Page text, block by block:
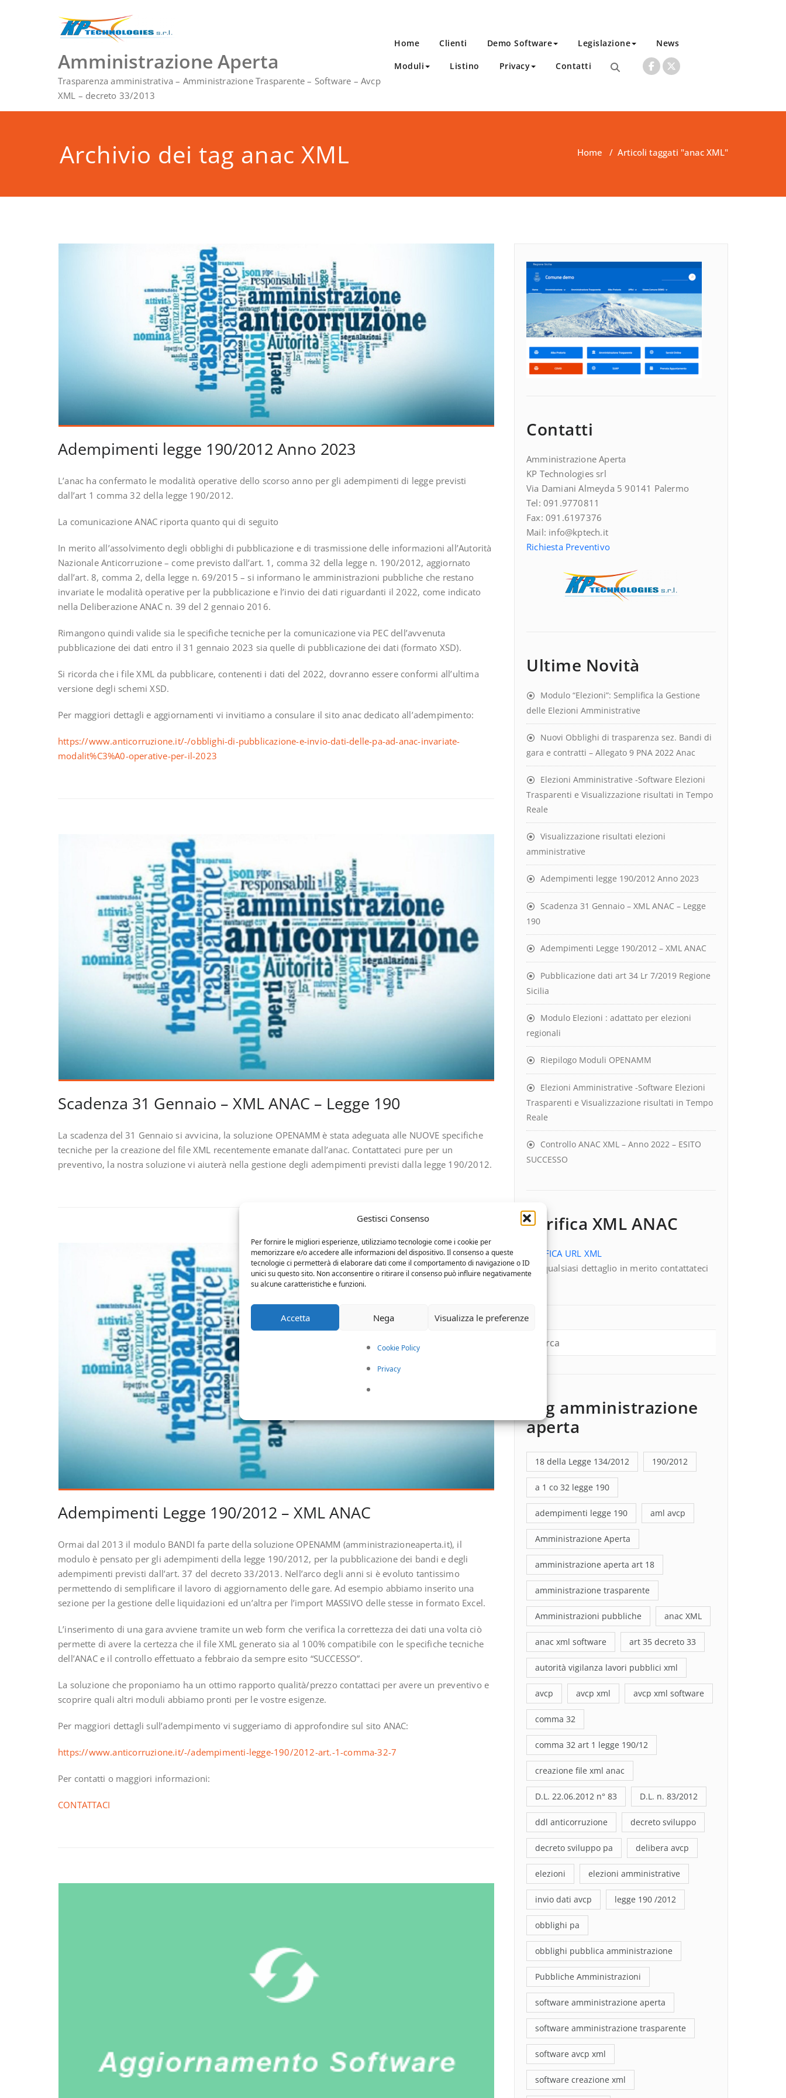
Gestisci Consenso
Per fornire le migliori esperienze, utilizziamo tecnologie come i cookie per
memorizzare e/o accedere alle informazioni del dispositivo. Il consenso a queste
tecnologie ci permetterà di elaborare dati come il comportamento di navigazione o ID
unici su questo sito. Non acconsentire o ritirare il consenso può influire negativamente
su alcune caratteristiche e funzioni.
Accetta Nega Visualizza le preferenze
Cookie Policy
Privacy
Amministrazione Aperta
Trasparenza amministrativa – Amministrazione Trasparente – Software – Avcp
XML – decreto 33/2013
Home Clienti Demo Software Legislazione News
Moduli Listino Privacy Contatti
Archivio dei tag anac XML Home / Articoli taggati "anac XML"
Adempimenti legge 190/2012 Anno 2023
L’anac ha confermato le modalità operative dello scorso anno per gli adempimenti di legge previsti
dall’art 1 comma 32 della legge 190/2012.
La comunicazione ANAC riporta quanto qui di seguito
In merito all’assolvimento degli obblighi di pubblicazione e di trasmissione delle informazioni all’Autorità
Nazionale Anticorruzione – come previsto dall’art. 1, comma 32 della legge n. 190/2012, aggiornato
dall’art. 8, comma 2, della legge n. 69/2015 – si informano le amministrazioni pubbliche che restano
invariate le modalità operative per la pubblicazione e l’invio dei dati riguardanti il 2022, come indicato
nella Deliberazione ANAC n. 39 del 2 gennaio 2016.
Rimangono quindi valide sia le specifiche tecniche per la comunicazione via PEC dell’avvenuta
pubblicazione dei dati entro il 31 gennaio 2023 sia quelle di pubblicazione dei dati (formato XSD).
Si ricorda che i file XML da pubblicare, contenenti i dati del 2022, dovranno essere conformi all’ultima
versione degli schemi XSD.
Per maggiori dettagli e aggiornamenti vi invitiamo a consulare il sito anac dedicato all’adempimento:
https://www.anticorruzione.it/-/obblighi-di-pubblicazione-e-invio-dati-delle-pa-ad-anac-invariate-
modalit%C3%A0-operative-per-il-2023
Scadenza 31 Gennaio – XML ANAC – Legge 190
La scadenza del 31 Gennaio si avvicina, la soluzione OPENAMM è stata adeguata alle NUOVE specifiche
tecniche per la creazione del file XML recentemente emanate dall’anac. Contattateci pure per un
preventivo, la nostra soluzione vi aiuterà nella gestione degli adempimenti previsti dalla legge 190/2012.
Adempimenti Legge 190/2012 – XML ANAC
Ormai dal 2013 il modulo BANDI fa parte della soluzione OPENAMM (amministrazioneaperta.it), il
modulo è pensato per gli adempimenti della legge 190/2012, per la pubblicazione dei bandi e degli
adempimenti previsti dall’art. 37 del decreto 33/2013. Nell’arco degli anni si è evoluto tantissimo
permettendo di semplificare il lavoro di aggiornamento delle gare. Ad esempio abbiamo inserito una
sezione per la gestione delle liquidazioni ed un’altra per l’import MASSIVO delle stesse in formato Excel.
L’inserimento di una gara avviene tramite un web form che verifica la correttezza dei dati una volta ciò
permette di avere la certezza che il file XML generato sia al 100% compatibile con le specifiche tecniche
dell’ANAC e il controllo effettuato a febbraio da sempre esito “SUCCESSO”.
La soluzione che proponiamo ha un ottimo rapporto qualità/prezzo contattaci per avere un preventivo e
scoprire quali altri moduli abbiamo pronti per le vostre esigenze.
Per maggiori dettagli sull’adempimento vi suggeriamo di approfondire sul sito ANAC:
https://www.anticorruzione.it/-/adempimenti-legge-190/2012-art.-1-comma-32-7
Per contatti o maggiori informazioni:
CONTATTACI
Contatti
Amministrazione Aperta
KP Technologies srl
Via Damiani Almeyda 5 90141 Palermo
Tel: 091.9770811
Fax: 091.6197376
Mail: info@kptech.it
Richiesta Preventivo
Ultime Novità
Modulo “Elezioni”: Semplifica la Gestione
delle Elezioni Amministrative
Nuovi Obblighi di trasparenza sez. Bandi di
gara e contratti – Allegato 9 PNA 2022 Anac
Elezioni Amministrative -Software Elezioni
Trasparenti e Visualizzazione risultati in Tempo
Reale
Visualizzazione risultati elezioni
amministrative
Adempimenti legge 190/2012 Anno 2023
Scadenza 31 Gennaio – XML ANAC – Legge
190
Adempimenti Legge 190/2012 – XML ANAC
Pubblicazione dati art 34 Lr 7/2019 Regione
Sicilia
Modulo Elezioni : adattato per elezioni
regionali
Riepilogo Moduli OPENAMM
Elezioni Amministrative -Software Elezioni
Trasparenti e Visualizzazione risultati in Tempo
Reale
Controllo ANAC XML – Anno 2022 – ESITO
SUCCESSO
Verifica XML ANAC
VERIFICA URL XML
Per qualsiasi dettaglio in merito contattateci
Tag amministrazione
aperta
18 della Legge 134/2012 190/2012
a 1 co 32 legge 190
adempimenti legge 190 aml avcp
Amministrazione Aperta
amministrazione aperta art 18
amministrazione trasparente
Amministrazioni pubbliche anac XML
anac xml software art 35 decreto 33
autorità vigilanza lavori pubblici xml
avcp avcp xml avcp xml software
comma 32
comma 32 art 1 legge 190/12
creazione file xml anac
D.L. 22.06.2012 n° 83 D.L. n. 83/2012
ddl anticorruzione decreto sviluppo
decreto sviluppo pa delibera avcp
elezioni elezioni amministrative
invio dati avcp legge 190 /2012
obblighi pa
obblighi pubblica amministrazione
Pubbliche Amministrazioni
software amministrazione aperta
software amministrazione trasparente
software avcp xml
software creazione xml